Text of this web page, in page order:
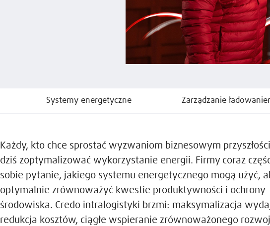
Systemy energetyczne Zarządzanie
Każdy, kto chce sprostać wyzwaniom biznesowym
dziś zoptymalizować wykorzystanie energii. Firmy coraz
sobie pytanie, jakiego systemu energetycznego mogą użyć,
optymalnie zrównoważyć kwestie produktywności i ochrony
środowiska. Credo intralogistyki brzmi: maksymalizacja
redukcja kosztów, ciągłe wspieranie zrównoważonego